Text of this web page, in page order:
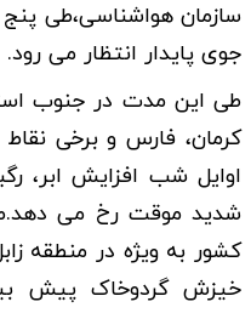
سازمان هواشناسی،طی
جوی پایدار انتظار می رود.
طی این مدت در جنوب
کرمان، فارس و برخی
اوایل شب افزایش ابر،
شدید موقت رخ می
کشور به ویژه در منطقه
خیزش گردوخاک پیش